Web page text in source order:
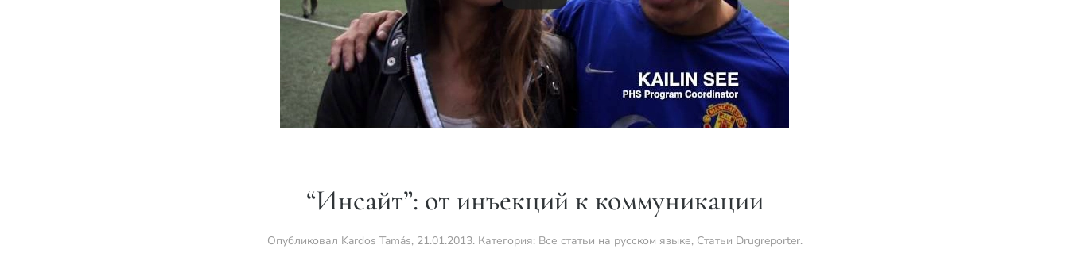
“Инсайт”: от инъекций к коммуникации
Опубликовал Kardos Tamás, 21.01.2013. Категория: Все статьи на русском языке, Статьи Drugreporter.